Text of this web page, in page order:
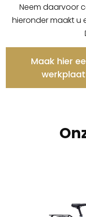
Neem daarvoor
hieronder maakt u
Maak hier